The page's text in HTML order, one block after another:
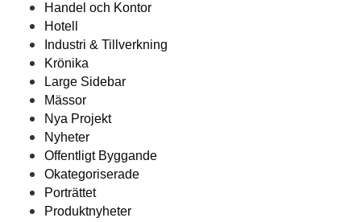
Handel och Kontor
Hotell
Industri & Tillverkning
Krönika
Large Sidebar
Mässor
Nya Projekt
Nyheter
Offentligt Byggande
Okategoriserade
Porträttet
Produktnyheter